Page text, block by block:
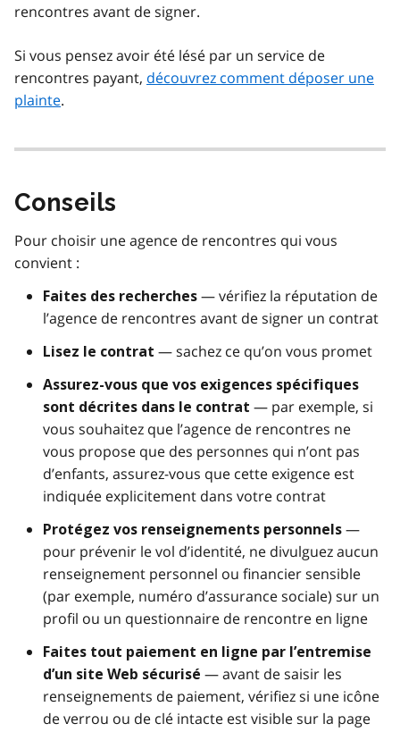
rencontres avant de signer.
Si vous pensez avoir été lésé par un service de
rencontres payant, découvrez comment déposer une
plainte.
Conseils
Pour choisir une agence de rencontres qui vous
convient :
Faites des recherches — vérifiez la réputation de
l’agence de rencontres avant de signer un contrat
Lisez le contrat — sachez ce qu’on vous promet
Assurez-vous que vos exigences spécifiques
sont décrites dans le contrat — par exemple, si
vous souhaitez que l’agence de rencontres ne
vous propose que des personnes qui n’ont pas
d’enfants, assurez-vous que cette exigence est
indiquée explicitement dans votre contrat
Protégez vos renseignements personnels —
pour prévenir le vol d’identité, ne divulguez aucun
renseignement personnel ou financier sensible
(par exemple, numéro d’assurance sociale) sur un
profil ou un questionnaire de rencontre en ligne
Faites tout paiement en ligne par l’entremise
d’un site Web sécurisé — avant de saisir les
renseignements de paiement, vérifiez si une icône
de verrou ou de clé intacte est visible sur la page